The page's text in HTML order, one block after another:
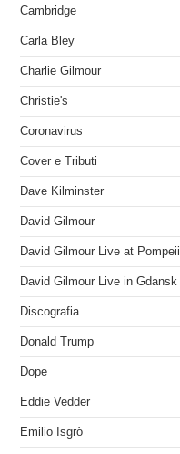
Cambridge
Carla Bley
Charlie Gilmour
Christie's
Coronavirus
Cover e Tributi
Dave Kilminster
David Gilmour
David Gilmour Live at Pompeii
David Gilmour Live in Gdansk
Discografia
Donald Trump
Dope
Eddie Vedder
Emilio Isgrò